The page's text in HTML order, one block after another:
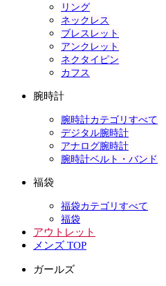
リング
ネックレス
ブレスレット
アンクレット
ネクタイピン
カフス
腕時計
腕時計カテゴリすべて
デジタル腕時計
アナログ腕時計
腕時計ベルト・バンド
福袋
福袋カテゴリすべて
福袋
アウトレット
メンズ TOP
ガールズ